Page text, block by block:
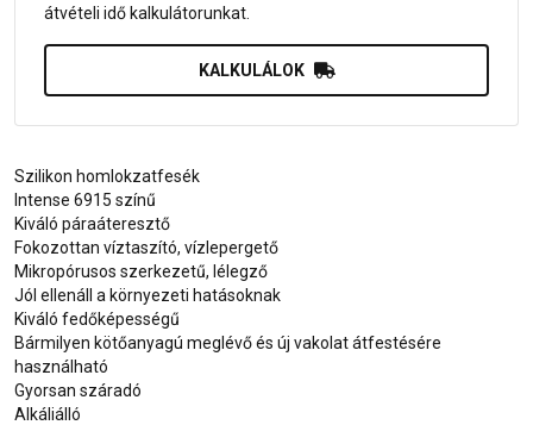
átvételi idő kalkulátorunkat.
KALKULÁLOK
Szilikon homlokzatfesék
Intense 6915 színű
Kiváló páraáteresztő
Fokozottan víztaszító, vízlepergető
Mikropórusos szerkezetű, lélegző
Jól ellenáll a környezeti hatásoknak
Kiváló fedőképességű
Bármilyen kötőanyagú meglévő és új vakolat átfestésére
használható
Gyorsan száradó
Alkáliálló